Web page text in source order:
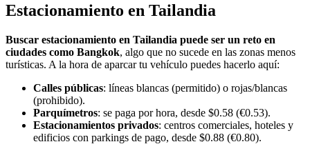
Estacionamiento en Tailandia
Buscar estacionamiento en Tailandia puede ser un reto en
ciudades como Bangkok, algo que no sucede en las zonas menos
turísticas. A la hora de aparcar tu vehículo puedes hacerlo aquí:
Calles públicas: líneas blancas (permitido) o rojas/blancas
(prohibido).
Parquímetros: se paga por hora, desde $0.58 (€0.53).
Estacionamientos privados: centros comerciales, hoteles y
edificios con parkings de pago, desde $0.88 (€0.80).